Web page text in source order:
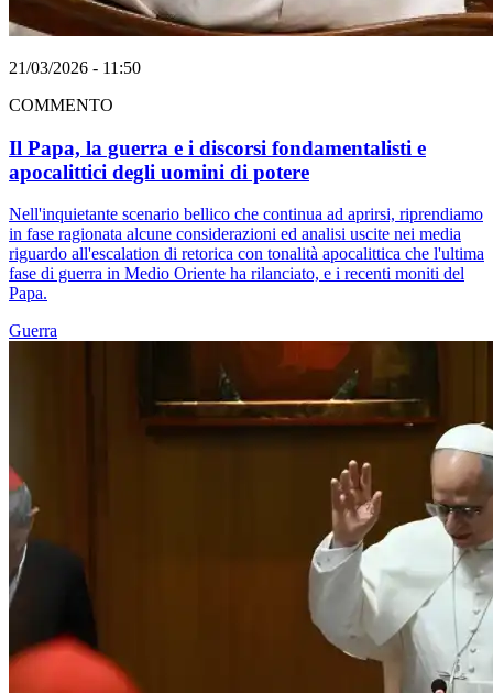
21/03/2026 - 11:50
COMMENTO
Il Papa, la guerra e i discorsi fondamentalisti e
apocalittici degli uomini di potere
Nell'inquietante scenario bellico che continua ad aprirsi, riprendiamo
in fase ragionata alcune considerazioni ed analisi uscite nei media
riguardo all'escalation di retorica con tonalità apocalittica che l'ultima
fase di guerra in Medio Oriente ha rilanciato, e i recenti moniti del
Papa.
Guerra